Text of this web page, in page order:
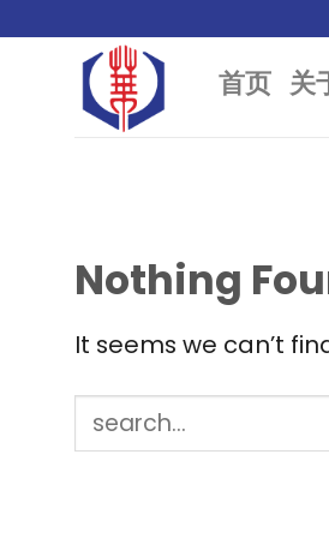
content
首页 关
Nothing
It seems we can’t